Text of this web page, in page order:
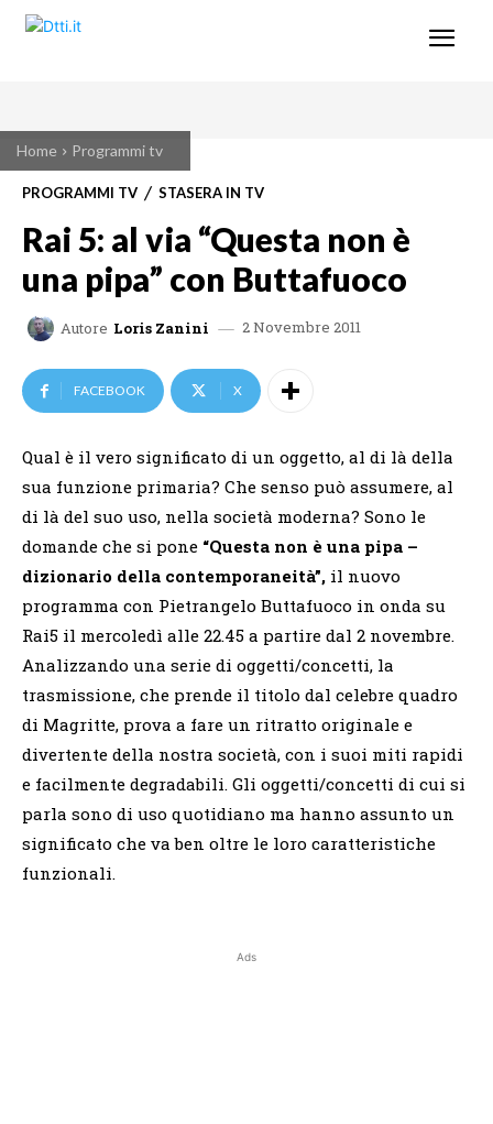
Home Programmi tv
PROGRAMMI TV STASERA IN TV
Rai 5: al via “Questa non è
una pipa” con Buttafuoco
Autore Loris Zanini 2 Novembre 2011
FACEBOOK X
Qual è il vero significato di un oggetto, al di là della
sua funzione primaria? Che senso può assumere, al
di là del suo uso, nella società moderna? Sono le
domande che si pone “Questa non è una pipa –
dizionario della contemporaneità”, il nuovo
programma con Pietrangelo Buttafuoco in onda su
Rai5 il mercoledì alle 22.45 a partire dal 2 novembre.
Analizzando una serie di oggetti/concetti, la
trasmissione, che prende il titolo dal celebre quadro
di Magritte, prova a fare un ritratto originale e
divertente della nostra società, con i suoi miti rapidi
e facilmente degradabili. Gli oggetti/concetti di cui si
parla sono di uso quotidiano ma hanno assunto un
significato che va ben oltre le loro caratteristiche
funzionali.
Ads